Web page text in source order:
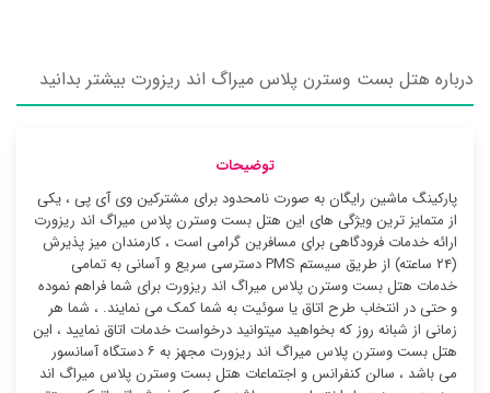
درباره هتل بست وسترن پلاس میراگ اند ریزورت بیشتر بدانید
توضیحات
پارکینگ ماشین رایگان به صورت نامحدود برای مشترکین وی آی پی ، یکی
از متمایز ترین ویژگی های این هتل بست وسترن پلاس میراگ اند ریزورت
ارائه خدمات فرودگاهی برای مسافرین گرامی است ، کارمندان میز پذیرش
(۲۴ ساعته) از طریق سیستم PMS دسترسی سریع و آسانی به تمامی
خدمات هتل بست وسترن پلاس میراگ اند ریزورت برای شما فراهم نموده
و حتی در انتخاب طرح اتاق یا سوئیت به شما کمک می نمایند. ، شما هر
زمانی از شبانه روز که بخواهید میتوانید درخواست خدمات اتاق نمایید ، این
هتل بست وسترن پلاس میراگ اند ریزورت مجهز به ۶ دستگاه آسانسور
می باشد ، سالن کنفرانس و اجتماعات هتل بست وسترن پلاس میراگ اند